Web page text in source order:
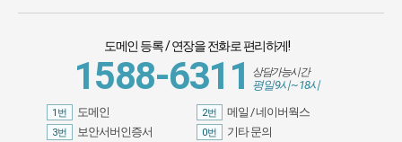
도메인 등록 / 연장을 전화로 편리하게!
1588-6311 상담가능시간
평일 9시 ~ 18시
1번 도메인 2번 메일 / 네이버웍스
3번 보안서버인증서 0번 기타 문의